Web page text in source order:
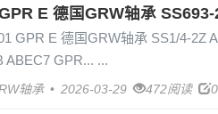
E 德国GRW轴承
GPR E 德国GRW轴承 SS1/4-2Z
ABEC7 GPR...
轴承 • 2026-03-29 472阅读